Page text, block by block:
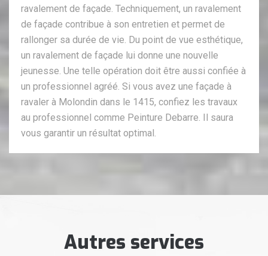
ravalement de façade. Techniquement, un ravalement
de façade contribue à son entretien et permet de
rallonger sa durée de vie. Du point de vue esthétique,
un ravalement de façade lui donne une nouvelle
jeunesse. Une telle opération doit être aussi confiée à
un professionnel agréé. Si vous avez une façade à
ravaler à Molondin dans le 1415, confiez les travaux
au professionnel comme Peinture Debarre. Il saura
vous garantir un résultat optimal.
Autres services